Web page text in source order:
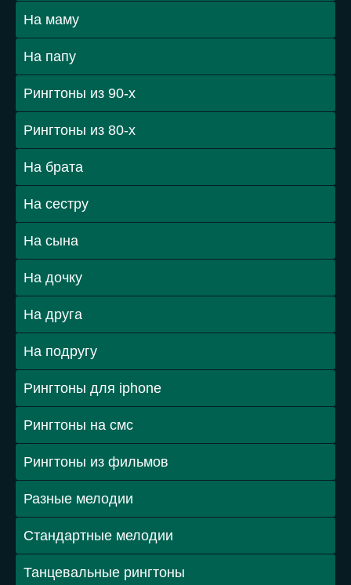
На маму
На папу
Рингтоны из 90-х
Рингтоны из 80-х
На брата
На сестру
На сына
На дочку
На друга
На подругу
Рингтоны для iphone
Рингтоны на смс
Рингтоны из фильмов
Разные мелодии
Стандартные мелодии
Танцевальные рингтоны